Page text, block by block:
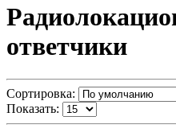
ответчики
Сортировка:
Показать: